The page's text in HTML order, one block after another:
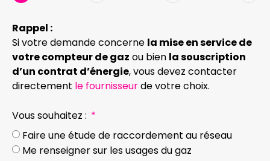
Rappel :
Si votre demande concerne la mise en service de
votre compteur de gaz ou bien la souscription
d’un contrat d’énergie, vous devez contacter
directement le fournisseurde votre choix.
Vous souhaitez :
Faire une étude de raccordement au réseau
Me renseigner sur les usages du gaz